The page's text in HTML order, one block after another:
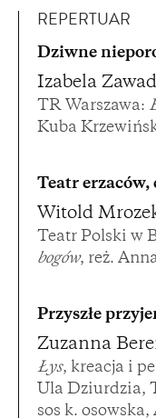
REPERTUAR
Dziwne
Izabela
TR Warszawa:
Kuba
Teatr
Witold
Teatr Polski w
bogów, reż.
Przyszłe
Zuzanna
Łys, kreacja i
Ula Dziurdzia,
sos k.